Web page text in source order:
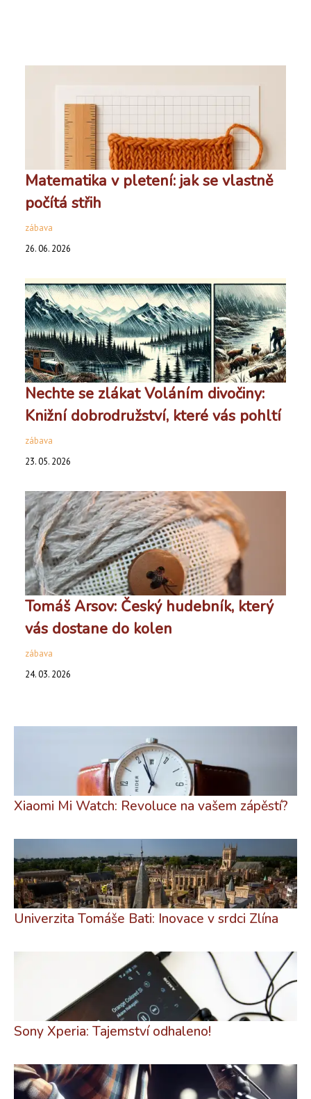
Matematika v pletení: jak se vlastně
počítá střih
zábava
26. 06. 2026
Nechte se zlákat Voláním divočiny:
Knižní dobrodružství, které vás pohltí
zábava
23. 05. 2026
Tomáš Arsov: Český hudebník, který
vás dostane do kolen
zábava
24. 03. 2026
Xiaomi Mi Watch: Revoluce na vašem zápěstí?
Univerzita Tomáše Bati: Inovace v srdci Zlína
Sony Xperia: Tajemství odhaleno!